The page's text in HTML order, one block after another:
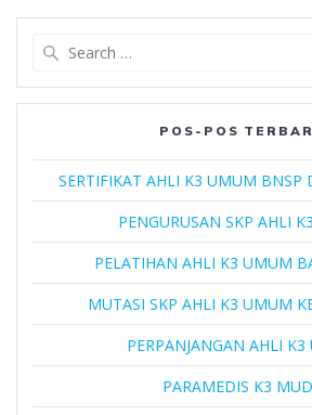
POS-POS
SERTIFIKAT AHLI K3 UMUM BNSP
PENGURUSAN SKP AHLI
PELATIHAN AHLI K3 UMUM
MUTASI SKP AHLI K3 UMUM
PERPANJANGAN AHLI
PARAMEDIS K3